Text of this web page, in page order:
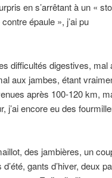
en s’arrêtant à un «
épaule », j’ai pu
difficultés digestives, mal
aux jambes, étant
après 100-120 km,
j’ai encore eu des
des jambières, un
gants d’hiver, deux